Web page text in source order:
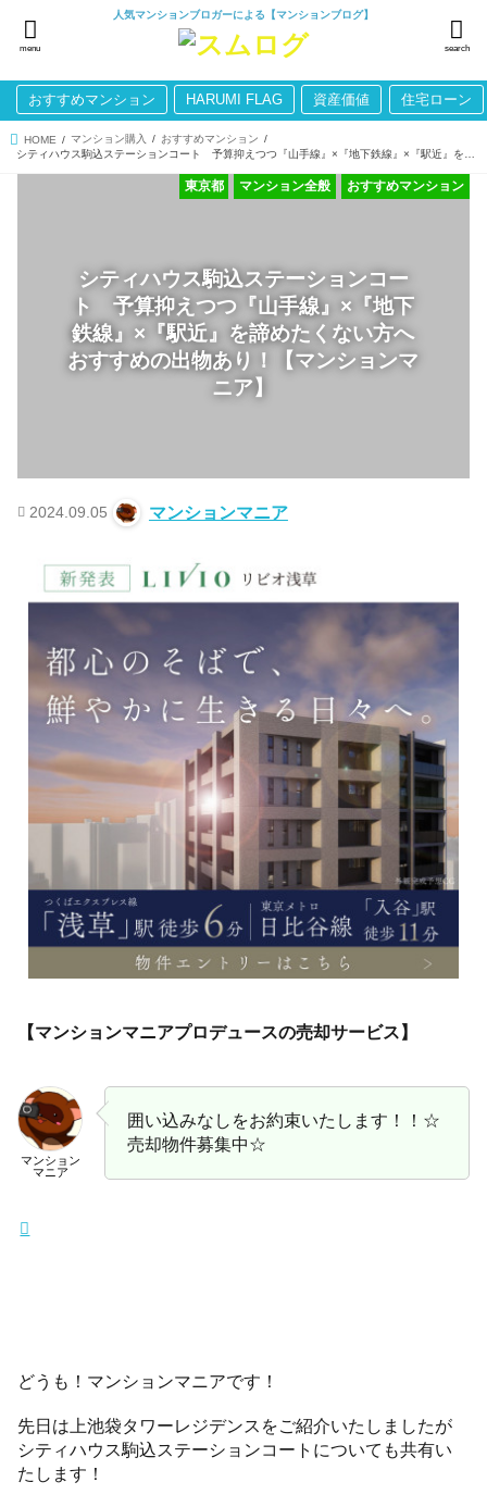
人気マンションブロガーによる【マンションブログ】
search
menu
おすすめマンション HARUMI FLAG 資産価値 住宅ローン
HOME マンション購入
おすすめマンション
シティハウス駒込ステーションコー
ト 予算抑えつつ『山手線』×『地下
鉄線』×『駅近』を諦めたくない方へ
おすすめの出物あり！【マンションマ
ニア】
おすすめマンション
マンション全般
東京都
2024.09.05 マンションマニア
【マンションマニアプロデュースの売却サービス】
マンション
マニア
囲い込みなしをお約束いたします！！☆
売却物件募集中☆
どうも！マンションマニアです！
先日は上池袋タワーレジデンスをご紹介いたしましたが
シティハウス駒込ステーションコートについても共有い
たします！